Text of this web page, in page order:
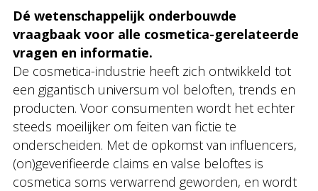
Dé wetenschappelijk onderbouwde
vraagbaak voor alle cosmetica-gerelateerde
vragen en informatie.
De cosmetica-industrie heeft zich ontwikkeld tot
een gigantisch universum vol beloften, trends en
producten. Voor consumenten wordt het echter
steeds moeilijker om feiten van fictie te
onderscheiden. Met de opkomst van influencers,
(on)geverifieerde claims en valse beloftes is
cosmetica soms verwarrend geworden, en wordt